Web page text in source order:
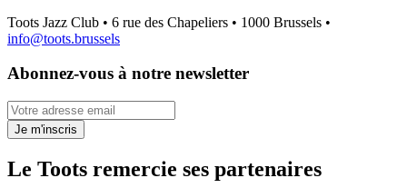
Toots Jazz Club • 6 rue des Chapeliers • 1000 Brussels •
info@toots.brussels
Abonnez-vous à notre newsletter
Votre adresse email
Je m'inscris
Le Toots remercie ses partenaires